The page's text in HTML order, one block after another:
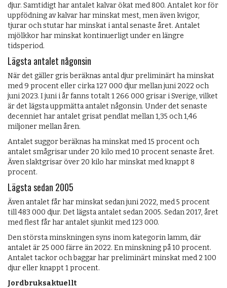
djur. Samtidigt har antalet kalvar ökat med 800. Antalet kor för
uppfödning av kalvar har minskat mest, men även kvigor,
tjurar och stutar har minskat i antal senaste året. Antalet
mjölkkor har minskat kontinuerligt under en längre
tidsperiod.
Lägsta antalet någonsin
När det gäller gris beräknas antal djur preliminärt ha minskat
med 9 procent eller cirka 127 000 djur mellan juni 2022 och
juni 2023. I juni i år fanns totalt 1 266 000 grisar i Sverige, vilket
är det lägsta uppmätta antalet någonsin. Under det senaste
decenniet har antalet grisat pendlat mellan 1,35 och 1,46
miljoner mellan åren.
Antalet suggor beräknas ha minskat med 15 procent och
antalet smågrisar under 20 kilo med 10 procent senaste året.
Även slaktgrisar över 20 kilo har minskat med knappt 8
procent.
Lägsta sedan 2005
Även antalet får har minskat sedan juni 2022, med 5 procent
till 483 000 djur. Det lägsta antalet sedan 2005. Sedan 2017, året
med flest får har antalet sjunkit med 123 000.
Den största minskningen syns inom kategorin lamm, där
antalet är 25 000 färre än 2022. En minskning på 10 procent.
Antalet tackor och baggar har preliminärt minskat med 2 100
djur eller knappt 1 procent.
Jordbruksaktuellt